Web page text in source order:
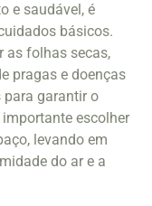
e saudável, é
básicos.
as folhas secas,
pragas e doenças
garantir o
escolher
levando em
do ar e a